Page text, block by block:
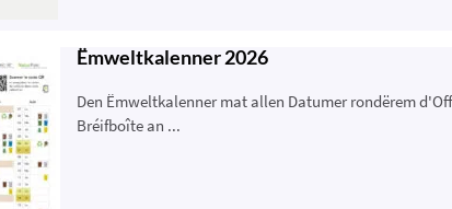
Ëmweltkalenner 2026
Den Ëmweltkalenner mat allen Datumer rondërem
Bréifboîte an ...